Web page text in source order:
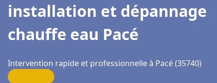
installation et dépannage
chauffe eau Pacé
Intervention rapide et professionnelle à Pacé (35740)